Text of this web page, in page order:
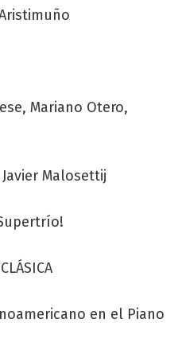
Mariano Otero,
Malosettij
en el Piano